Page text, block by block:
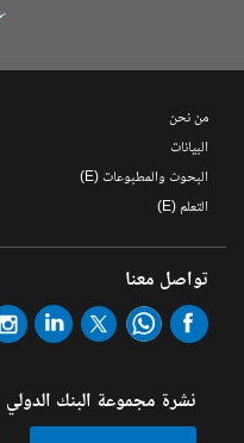
من نحن
البيانات
البحوث والمطبوعات (E)
التعلم (E)
تواصل معنا
نشرة مجموعة البنك الدولي